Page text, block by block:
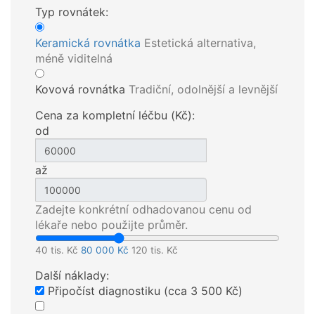
Typ rovnátek:
Keramická rovnátka Estetická alternativa,
méně viditelná
Kovová rovnátka Tradiční, odolnější a levnější
Cena za kompletní léčbu (Kč):
od
až
Zadejte konkrétní odhadovanou cenu od
lékaře nebo použijte průměr.
40 tis. Kč 80 000 Kč 120 tis. Kč
Další náklady:
Připočíst diagnostiku (cca 3 500 Kč)